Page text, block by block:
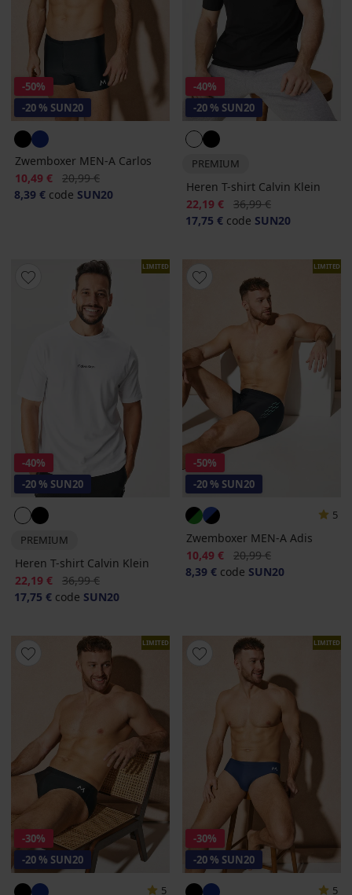
-50%
-20 % SUN20
Zwemboxer MEN-A Carlos
Korting
10,49 € Oorspronkelijke prijs
20,99 €
8,39 € code SUN20
-40%
-20 % SUN20
PREMIUM
Heren T-shirt Calvin Klein
Korting
22,19 € Oorspronkelijke prijs
36,99 €
17,75 € code SUN20
LIMITED
-40%
-20 % SUN20
PREMIUM
Heren T-shirt Calvin Klein
Korting
22,19 € Oorspronkelijke prijs
36,99 €
17,75 € code SUN20
LIMITED
-50%
-20 % SUN20
5
Zwemboxer MEN-A Adis
Korting
10,49 € Oorspronkelijke prijs
20,99 €
8,39 € code SUN20
LIMITED
-30%
-20 % SUN20
5
LIMITED
-30%
-20 % SUN20
5